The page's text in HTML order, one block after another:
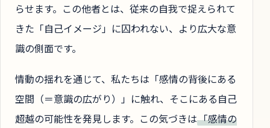
らせます。この他者とは、従来の自我で捉えられて
きた「自己イメージ」に囚われない、より広大な意
識の側面です。
情動の揺れを通じて、私たちは「感情の背後にある
空間（＝意識の広がり）」に触れ、そこにある自己
超越の可能性を発見します。この気づきは「感情の